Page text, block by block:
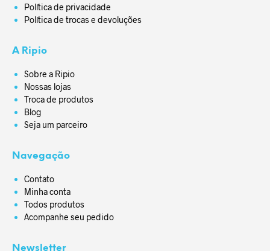
Política de privacidade
Política de trocas e devoluções
A Ripio
Sobre a Ripio
Nossas lojas
Troca de produtos
Blog
Seja um parceiro
Navegação
Contato
Minha conta
Todos produtos
Acompanhe seu pedido
Newsletter